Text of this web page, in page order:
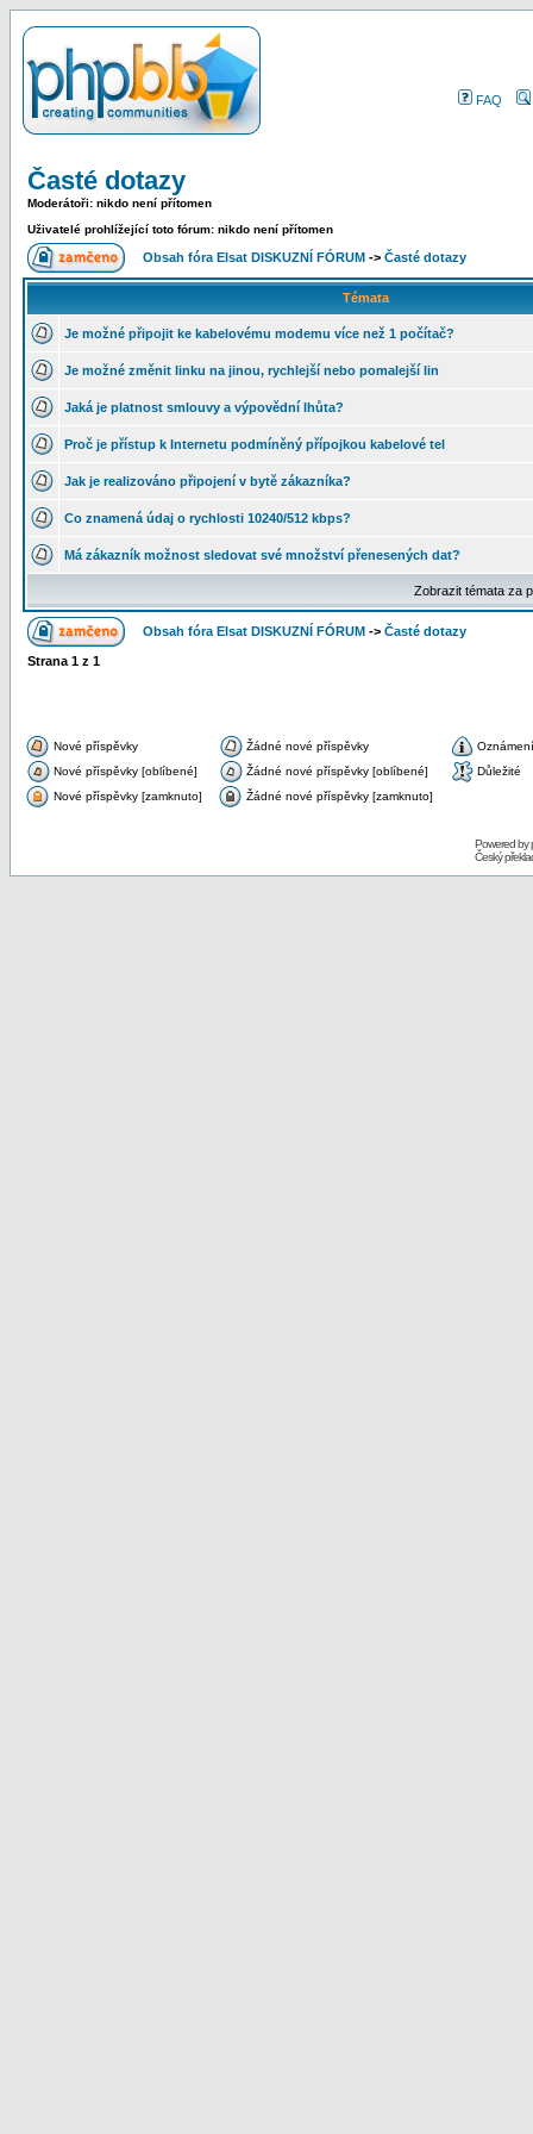
FAQ
Časté dotazy
Moderátoři: nikdo není přítomen
Uživatelé prohlížející toto fórum: nikdo není přítomen
Obsah fóra Elsat DISKUZNÍ FÓRUM -> Časté dotazy
Témata
Je možné připojit ke kabelovému modemu více než 1 počítač?
Je možné změnit linku na jinou, rychlejší nebo pomalejší lin
Jaká je platnost smlouvy a výpovědní lhůta?
Proč je přístup k Internetu podmíněný přípojkou kabelové tel
Jak je realizováno připojení v bytě zákazníka?
Co znamená údaj o rychlosti 10240/512 kbps?
Má zákazník možnost sledovat své množství přenesených dat?
Zobrazit témata za
Obsah fóra Elsat DISKUZNÍ FÓRUM -> Časté dotazy
Strana 1 z 1
Nové příspěvky Žádné nové příspěvky
Oznámení
Nové příspěvky [oblíbené]
Žádné nové příspěvky [oblíbené]
Důležité
Nové příspěvky [zamknuto]
Žádné nové příspěvky [zamknuto]
Powered by
Český